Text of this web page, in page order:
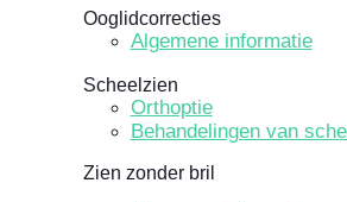
Ooglidcorrecties
Algemene informatie
Scheelzien
Orthoptie
Behandelingen van
Zien zonder bril